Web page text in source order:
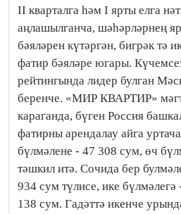
II кварталга һәм I ярты елга
аңлашылганча, шәһәрләрнең
бәяләрен күтәргән, бигрәк тә
фатир бәяләре югары.
рейтингында лидер булган
беренче. «МИР КВАРТИР»
караганда, бүген Россия
фатирны арендалау айга
бүлмәлене - 47 308 сум, өч
тәшкил итә. Сочида бер
934 сум түлисе, ике
138 сум. Гадәттә икенче